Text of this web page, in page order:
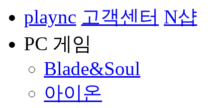
plaync 고객센터 N샵
PC 게임
Blade&Soul
아이온